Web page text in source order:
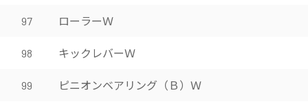
97 ローラーＷ
98 キックレバーＷ
99 ピニオンベアリング（Ｂ）Ｗ